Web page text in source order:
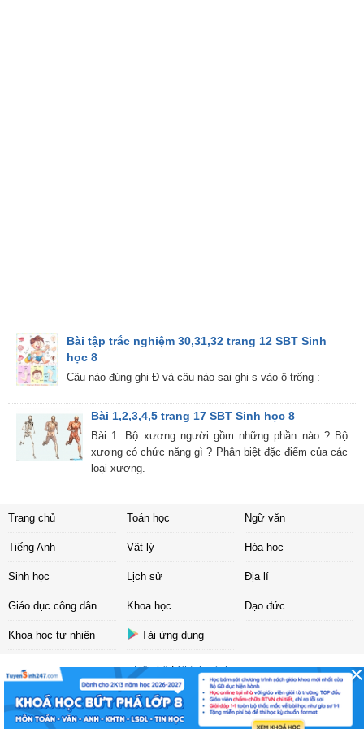
Bài tập trắc nghiệm 30,31,32 trang 12 SBT Sinh
học 8
Câu nào đúng ghi Đ và câu nào sai ghi s vào ô trống :
Bài 1,2,3,4,5 trang 17 SBT Sinh học 8
Bài 1. Bộ xương người gồm những phần nào ? Bộ
xương có chức năng gì ? Phân biệt đặc điểm của các
loại xương.
Trang chủ Toán học Ngữ văn
Tiếng Anh Vật lý Hóa học
Sinh học Lịch sử Địa lí
Giáo dục công dân Khoa học Đạo đức
Khoa học tự nhiên Tải ứng dụng
Liên hệ|Chính sách
Copyright ©2017 Sachbaitap.com